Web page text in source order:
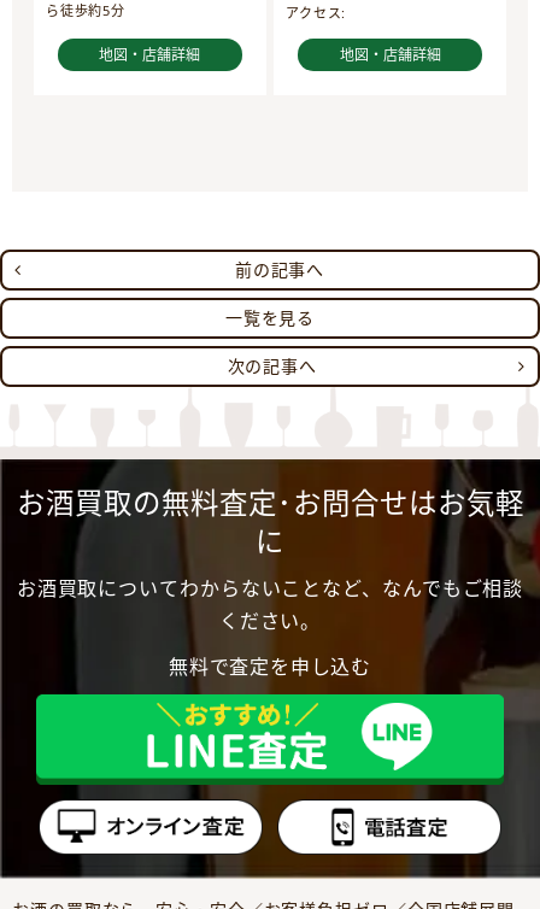
ら徒歩約5分
地図・店舗詳細
アクセス:
地図・店舗詳細
前の記事へ
一覧を見る
次の記事へ
お酒買取の無料査定･お問合せはお気軽
に
お酒買取についてわからないことなど、なんでもご相談
ください。
無料で査定を申し込む